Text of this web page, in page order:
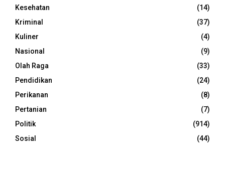
Kesehatan
(14)
Kriminal
(37)
Kuliner
(4)
Nasional
(9)
Olah Raga
(33)
Pendidikan
(24)
Perikanan
(8)
Pertanian
(7)
Politik
(914)
Sosial
(44)